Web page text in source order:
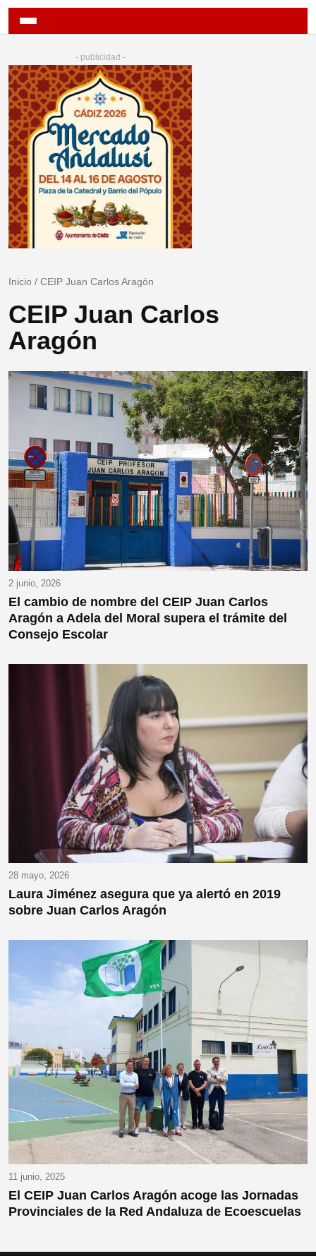
- publicidad -
Inicio / CEIP Juan Carlos Aragón
CEIP Juan Carlos
Aragón
2 junio, 2026
El cambio de nombre del CEIP Juan Carlos
Aragón a Adela del Moral supera el trámite del
Consejo Escolar
28 mayo, 2026
Laura Jiménez asegura que ya alertó en 2019
sobre Juan Carlos Aragón
11 junio, 2025
El CEIP Juan Carlos Aragón acoge las Jornadas
Provinciales de la Red Andaluza de Ecoescuelas